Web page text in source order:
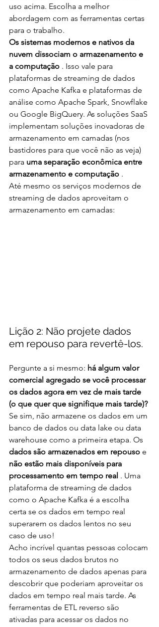
uso acima. Escolha a melhor
abordagem com as ferramentas certas
para o trabalho.
Os sistemas modernos e nativos da
nuvem dissociam o armazenamento e
a computação . Isso vale para
plataformas de streaming de dados
como Apache Kafka e plataformas de
análise como Apache Spark, Snowflake
ou Google BigQuery. As soluções SaaS
implementam soluções inovadoras de
armazenamento em camadas (nos
bastidores para que você não as veja)
para uma separação econômica entre
armazenamento e computação .
Até mesmo os serviços modernos de
streaming de dados aproveitam o
armazenamento em camadas:
Lição 2: Não projete dados
em repouso para revertê-los.
Pergunte a si mesmo: há algum valor
comercial agregado se você processar
os dados agora em vez de mais tarde
(o que quer que signifique mais tarde)?
Se sim, não armazene os dados em um
banco de dados ou data lake ou data
warehouse como a primeira etapa. Os
dados são armazenados em repouso e
não estão mais disponíveis para
processamento em tempo real . Uma
plataforma de streaming de dados
como o Apache Kafka é a escolha
certa se os dados em tempo real
superarem os dados lentos no seu
caso de uso!
Acho incrível quantas pessoas colocam
todos os seus dados brutos no
armazenamento de dados apenas para
descobrir que poderiam aproveitar os
dados em tempo real mais tarde. As
ferramentas de ETL reverso são
ativadas para acessar os dados no